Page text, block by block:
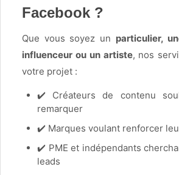
Facebook ?
Que vous soyez un particulier,
influenceur ou un artiste, nos
votre projet :
✔️ Créateurs de contenu
remarquer
✔️ Marques voulant renforcer
✔️ PME et indépendants
leads